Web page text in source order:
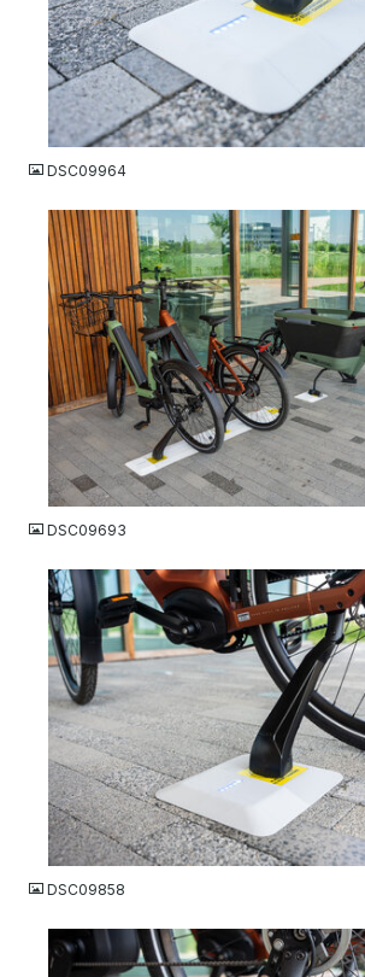
JPG
DSC09964
JPG
DSC09693
JPG
DSC09858